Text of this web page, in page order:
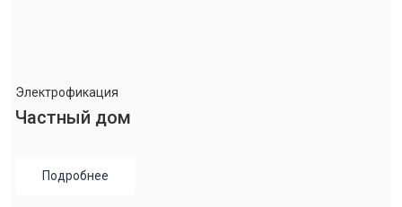
Электрофикация
Частный дом
Подробнее